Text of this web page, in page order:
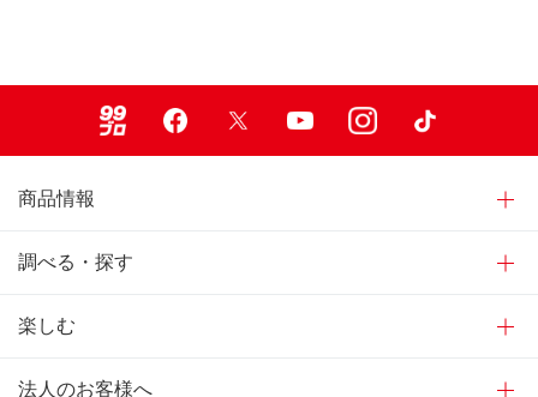
商品情報
調べる・探す
楽しむ
法人のお客様へ